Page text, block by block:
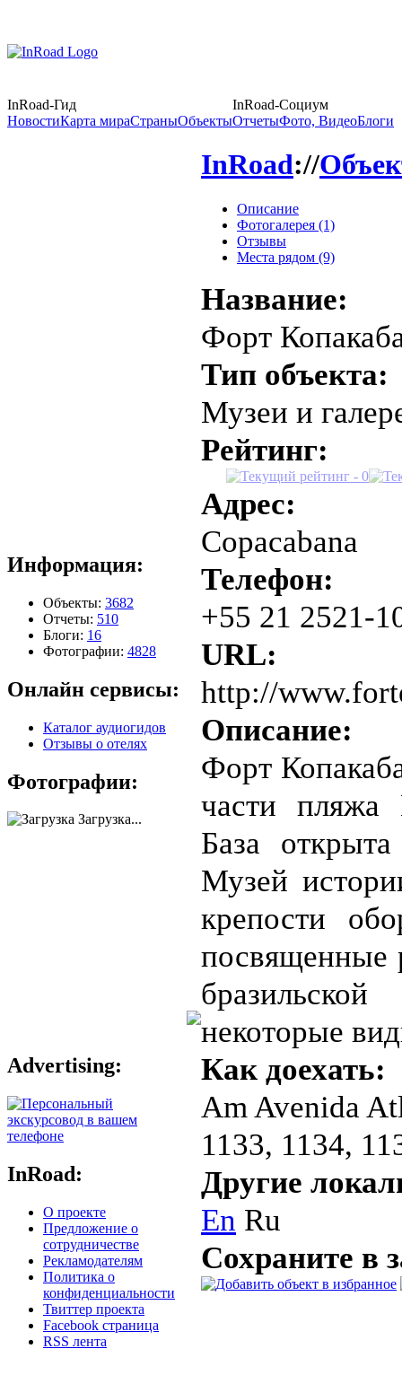
InRoad-Гид
InRoad-Социум
НовостиКарта мираСтраныОбъектыОтчетыФото, ВидеоБлоги
Информация:
Объекты: 3682
Отчеты: 510
Блоги: 16
Фотографии: 4828
Онлайн сервисы:
Каталог аудиогидов
Отзывы о отелях
Фотографии:
Загрузка...
Advertising:
InRoad:
О проекте
Предложение о
сотрудничестве
Рекламодателям
Политика о
конфиденциальности
Твиттер проекта
Facebook страница
RSS лента
InRoad://
Описание
Фотогалерея (1)
Отзывы
Места рядом (9)
Название:
Форт
Тип объекта:
Музеи и
Рейтинг:
Адрес:
Copacabana
Телефон:
+55 21 2521-
URL:
http://
Описание:
Форт
части пляжа
База
Музей
крепости
посвященные
некоторые
Как доехать:
Am Avenida
1133, 1134,
Другие
En Ru
Сохраните в